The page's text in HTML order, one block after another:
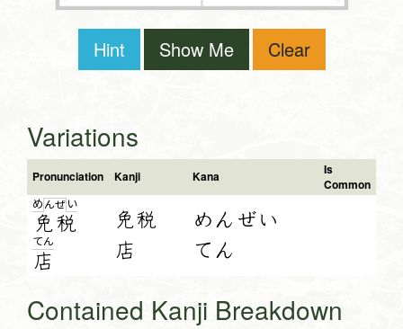
Hint Show Me Clear
Variations
Pronunciation Kanji Kana
Is
Common
め ん
免
ぜ い
税
てん
店
免税
店
めんぜい
てん
Contained Kanji Breakdown